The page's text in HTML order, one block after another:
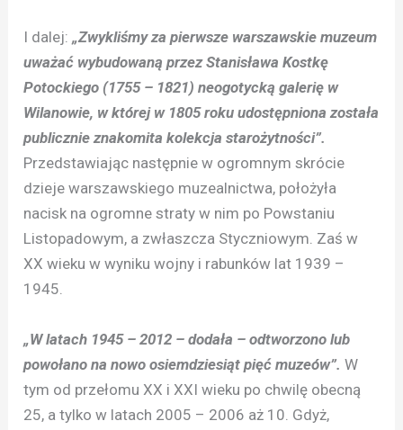
I dalej:„Zwykliśmy za pierwsze warszawskie muzeum
uważać wybudowaną przez Stanisława Kostkę
Potockiego (1755 – 1821) neogotycką galerię w
Wilanowie, w której w 1805 roku udostępniona została
publicznie znakomita kolekcja starożytności”.
Przedstawiając następnie w ogromnym skrócie
dzieje warszawskiego muzealnictwa, położyła
nacisk na ogromne straty w nim po Powstaniu
Listopadowym, a zwłaszcza Styczniowym. Zaś w
XX wieku w wyniku wojny i rabunków lat 1939 –
1945.
„W latach 1945 – 2012 – dodała – odtworzono lub
powołano na nowo osiemdziesiąt pięć muzeów”.W
tym od przełomu XX i XXI wieku po chwilę obecną
25, a tylko w latach 2005 – 2006 aż 10. Gdyż,